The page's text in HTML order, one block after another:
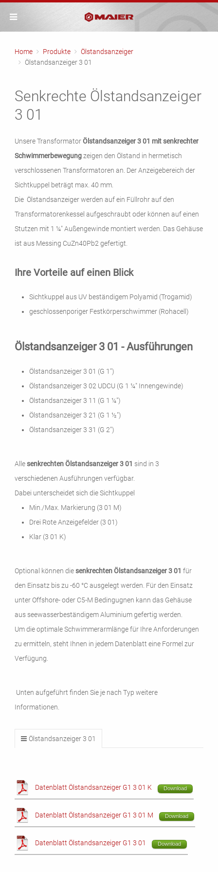
Home Produkte
Ölstandsanzeiger
Ölstandsanzeiger 3 01
Senkrechte Ölstandsanzeiger
3 01
Unsere TransformatorÖlstandsanzeiger3 01 mit senkrechter
Schwimmerbewegungzeigen den Ölstand in hermetisch
verschlossenen Transformatoren an. Der Anzeigebereich der
Sichtkuppel beträgt max. 40 mm.
Die Ölstandsanzeiger werden auf ein Füllrohr auf den
Transformatorenkessel aufgeschraubt oder können auf einen
Stutzen mit 1 ¼" Außengewinde montiert werden. Das Gehäuse
ist aus Messing CuZn40Pb2 gefertigt.
Ihre Vorteile auf einen Blick
Sichtkuppel aus UV beständigem Polyamid (Trogamid)
geschlossenporiger Festkörperschwimmer (Rohacell)
Ölstandsanzeiger 3 01 - Ausführungen
Ölstandsanzeiger 3 01 (G 1")
Ölstandsanzeiger 3 02 UDCU (G 1 ¼" Innengewinde)
Ölstandsanzeiger 3 11 (G 1 ¼")
Ölstandsanzeiger 3 21 (G 1 ½")
Ölstandsanzeiger 3 31 (G 2")
Allesenkrechten Ölstandsanzeiger3 01 sind in 3
verschiedenen Ausführungen verfügbar.
Dabei unterscheidet sich die Sichtkuppel
Min./Max. Markierung (3 01 M)
Drei Rote Anzeigefelder (3 01)
Klar (3 01 K)
Optional können diesenkrechten Ölstandsanzeiger3 01 für
den Einsatz bis zu -60 °C ausgelegt werden. Für den Einsatz
unter Offshore- oder C5-M Bedingugnen kann das Gehäuse
aus seewasserbeständigem Aluminium gefertig werden.
Um die optimale Schwimmerarmlänge für Ihre Anforderungen
zu ermitteln, steht Ihnen in jedem Datenblatt eine Formel zur
Verfügung.
Unten aufgeführt finden Sie je nach Typ weitere
Informationen.
Ölstandsanzeiger 3 01
Datenblatt Ölstandsanzeiger G1 3 01 K Download
Datenblatt Ölstandsanzeiger G1 3 01 M Download
Datenblatt Ölstandsanzeiger G1 3 01 Download